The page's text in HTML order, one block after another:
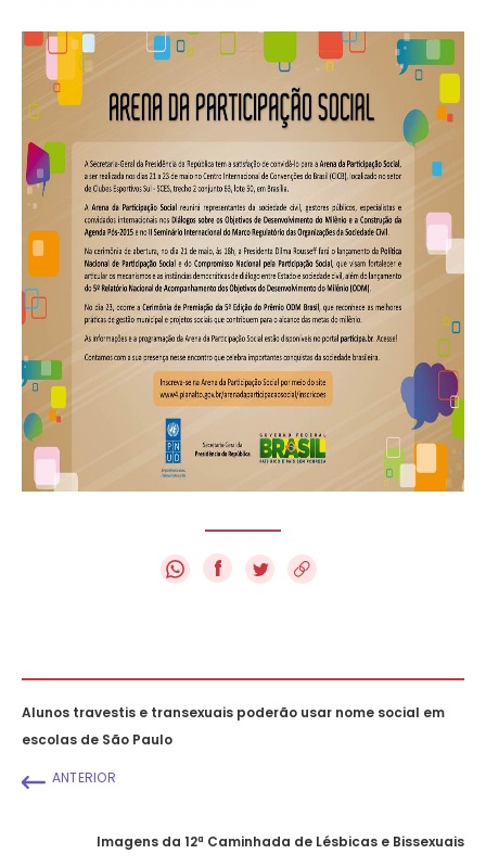
f
Alunos travestis e transexuais poderão usar nome social em
escolas de São Paulo
ANTERIOR
Imagens da 12ª Caminhada de Lésbicas e Bissexuais